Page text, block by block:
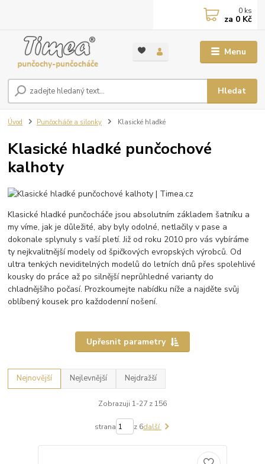
Menu
Hledat
0 ks
za 0 Kč
Úvod Punčocháče a silonky Klasické hladké
Klasické hladké punčochové
kalhoty
Klasické hladké punčocháče jsou absolutním základem šatníku a
my víme, jak je důležité, aby byly odolné, netlačily v pase a
dokonale splynuly s vaší pletí. Již od roku 2010 pro vás vybíráme
ty nejkvalitnější modely od špičkových evropských výrobců. Od
ultra tenkých neviditelných modelů do letních dnů přes spolehlivé
kousky do práce až po silnější neprůhledné varianty do
chladnějšího počasí. Prozkoumejte nabídku níže a najděte svůj
oblíbený kousek pro každodenní nošení.
Upřesnit parametry
Nejnovější Nejlevnější Nejdražší
Zobrazuji 1-27 z 156
strana z 6další